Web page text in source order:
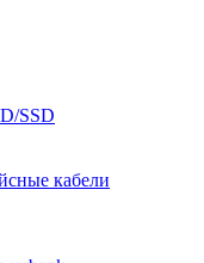
SSD
кабели